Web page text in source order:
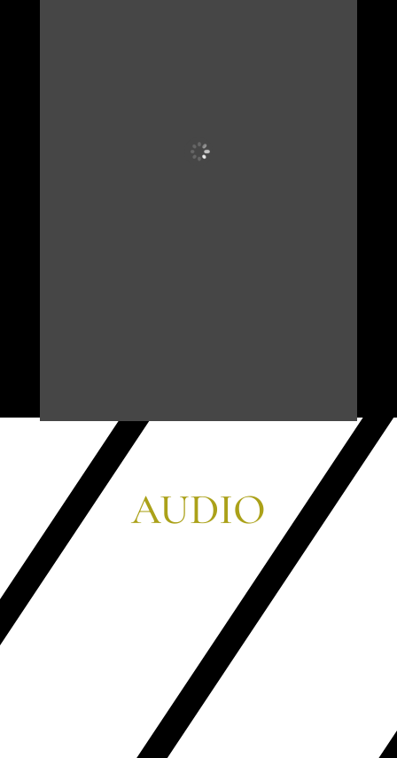
AUDIO